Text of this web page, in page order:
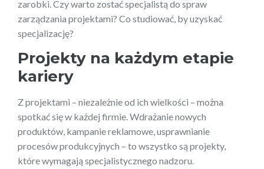
zarobki. Czy warto zostać specjalistą do spraw
zarządzania projektami? Co studiować, by uzyskać
specjalizację?
Projekty na każdym etapie
kariery
Z projektami – niezależnie od ich wielkości – można
spotkać się w każdej firmie. Wdrażanie nowych
produktów, kampanie reklamowe, usprawnianie
procesów produkcyjnych – to wszystko są projekty,
które wymagają specjalistycznego nadzoru.